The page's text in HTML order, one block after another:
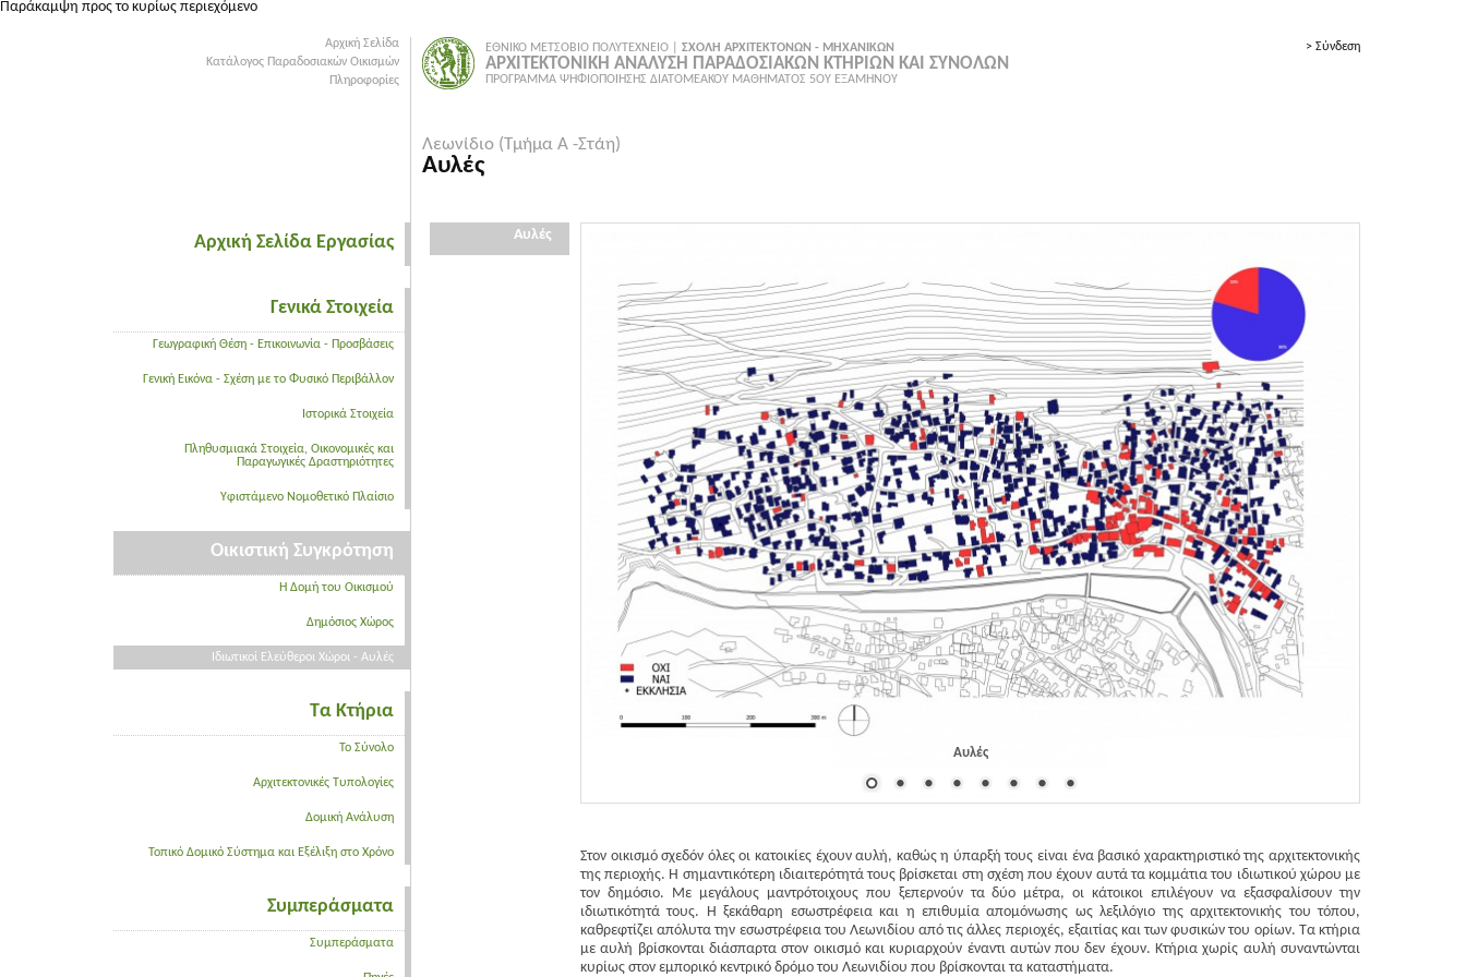
Παράκαμψη προς το κυρίως περιεχόμενο
Αρχική Σελίδα
Κατάλογος Παραδοσιακών Οικισμών
Πληροφορίες
Αρχική Σελίδα Εργασίας
Γενικά Στοιχεία
Γεωγραφική Θέση - Επικοινωνία - Προσβάσεις
Γενική Εικόνα - Σχέση με το Φυσικό Περιβάλλον
Ιστορικά Στοιχεία
Πληθυσμιακά Στοιχεία, Οικονομικές και
Παραγωγικές Δραστηριότητες
Υφιστάμενο Νομοθετικό Πλαίσιο
Οικιστική Συγκρότηση
Η Δομή του Οικισμού
Δημόσιος Χώρος
Ιδιωτικοί Ελεύθεροι Χώροι - Αυλές
Τα Κτήρια
Το Σύνολο
Αρχιτεκτονικές Τυπολογίες
Δομική Ανάλυση
Τοπικό Δομικό Σύστημα και Εξέλιξη στο Χρόνο
Συμπεράσματα
Συμπεράσματα
ΕΘΝΙΚΟ ΜΕΤΣΟΒΙΟ ΠΟΛΥΤΕΧΝΕΙΟ | ΣΧΟΛΗ ΑΡΧΙΤΕΚΤΟΝΩΝ - ΜΗΧΑΝΙΚΩΝ
ΑΡΧΙΤΕΚΤΟΝΙΚΗ ΑΝΑΛΥΣΗ ΠΑΡΑΔΟΣΙΑΚΩΝ ΚΤΗΡΙΩΝ ΚΑΙ ΣΥΝΟΛΩΝ
ΠΡΟΓΡΑΜΜΑ ΨΗΦΙΟΠΟΙΗΣΗΣ ΔΙΑΤΟΜΕΑΚΟΥ ΜΑΘΗΜΑΤΟΣ 5ΟΥ ΕΞΑΜΗΝΟΥ
> Σύνδεση
Λεωνίδιο (Τμήμα Α -Στάη)
Αυλές
Αυλές
Αυλές
Στον οικισμό σχεδόν όλες οι κατοικίες έχουν αυλή, καθώς η ύπαρξή τους είναι ένα βασικό χαρακτηριστικό της αρχιτεκτονικής
της περιοχής. Η σημαντικότερη ιδιαιτερότητά τους βρίσκεται στη σχέση που έχουν αυτά τα κομμάτια του ιδιωτικού χώρου με
τον δημόσιο. Με μεγάλους μαντρότοιχους που ξεπερνούν τα δύο μέτρα, οι κάτοικοι επιλέγουν να εξασφαλίσουν την
ιδιωτικότητά τους. Η ξεκάθαρη εσωστρέφεια και η επιθυμία απομόνωσης ως λεξιλόγιο της αρχιτεκτονικής του τόπου,
καθρεφτίζει απόλυτα την εσωστρέφεια του Λεωνιδίου από τις άλλες περιοχές, εξαιτίας και των φυσικών του ορίων. Τα κτήρια
με αυλή βρίσκονται διάσπαρτα στον οικισμό και κυριαρχούν έναντι αυτών που δεν έχουν. Κτήρια χωρίς αυλή συναντώνται
κυρίως στον εμπορικό κεντρικό δρόμο του Λεωνιδίου που βρίσκονται τα καταστήματα.